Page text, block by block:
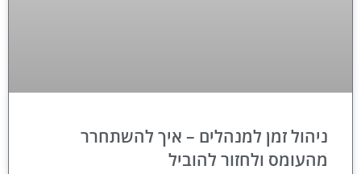
ניהול זמן למנהלים – איך להשתחרר
מהעומס ולחזור להוביל